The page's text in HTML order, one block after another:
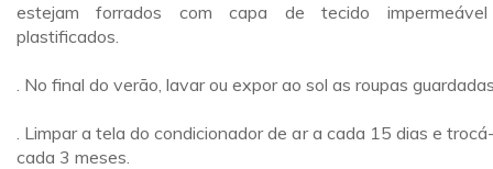
estejam forrados com capa de tecido
plastificados.
. No final do verão, lavar ou expor ao sol as roupas
. Limpar a tela do condicionador de ar a cada 15 dias e
cada 3 meses.